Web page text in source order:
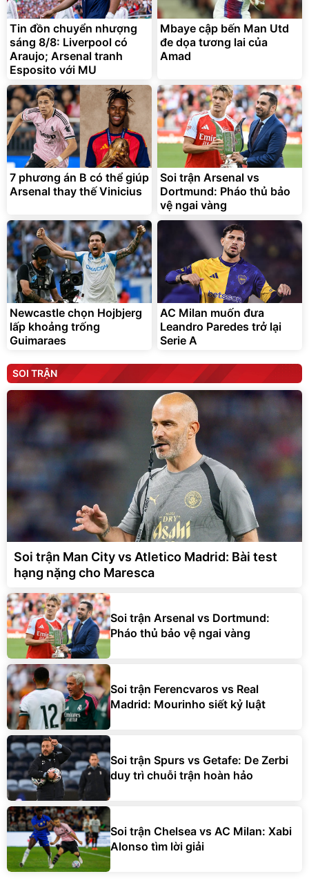
Tin đồn chuyển nhượng
sáng 8/8: Liverpool có
Araujo; Arsenal tranh
Esposito với MU
Mbaye cập bến Man Utd
đe dọa tương lai của
Amad
7 phương án B có thể giúp
Arsenal thay thế Vinicius
Soi trận Arsenal vs
Dortmund: Pháo thủ bảo
vệ ngai vàng
Newcastle chọn Hojbjerg
lấp khoảng trống
Guimaraes
AC Milan muốn đưa
Leandro Paredes trở lại
Serie A
SOI TRẬN
Soi trận Man City vs Atletico Madrid: Bài test
hạng nặng cho Maresca
Soi trận Arsenal vs Dortmund:
Pháo thủ bảo vệ ngai vàng
Soi trận Ferencvaros vs Real
Madrid: Mourinho siết kỷ luật
Soi trận Spurs vs Getafe: De Zerbi
duy trì chuỗi trận hoàn hảo
Soi trận Chelsea vs AC Milan: Xabi
Alonso tìm lời giải